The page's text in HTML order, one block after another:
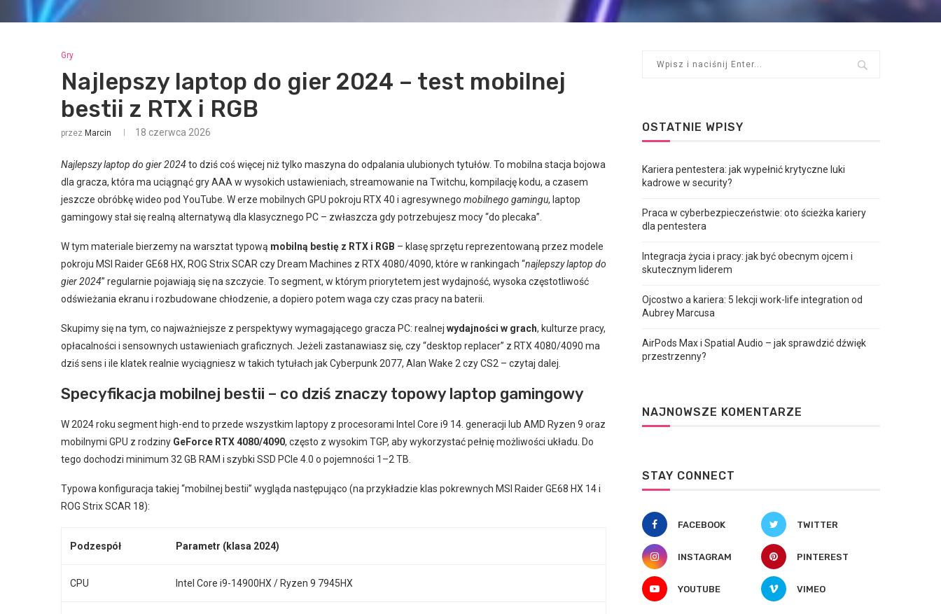
Gry
Najlepszy laptop do gier 2024 – test mobilnej
bestii z RTX i RGB
przez Marcin 18 czerwca 2026
Najlepszy laptop do gier 2024to dziś coś więcej niż tylko maszyna do odpalania ulubionych tytułów. To mobilna stacja bojowa
dla gracza, która ma uciągnąć gry AAA w wysokich ustawieniach, streamowanie na Twitchu, kompilację kodu, a czasem
jeszcze obróbkę wideo pod YouTube. W erze mobilnych GPU pokroju RTX 40 i agresywnego mobilnego gamingu, laptop
gamingowy stał się realną alternatywą dla klasycznego PC – zwłaszcza gdy potrzebujesz mocy “do plecaka”.
W tym materiale bierzemy na warsztat typową mobilną bestię z RTX i RGB – klasę sprzętu reprezentowaną przez modele
pokroju MSI Raider GE68 HX, ROG Strix SCAR czy Dream Machines z RTX 4080/4090, które w rankingach “najlepszy laptop do
gier 2024” regularnie pojawiają się na szczycie. To segment, w którym priorytetem jest wydajność, wysoka częstotliwość
odświeżania ekranu i rozbudowane chłodzenie, a dopiero potem waga czy czas pracy na baterii.
Skupimy się na tym, co najważniejsze z perspektywy wymagającego gracza PC: realnej wydajności w grach, kulturze pracy,
opłacalności i sensownych ustawieniach graficznych. Jeżeli zastanawiasz się, czy “desktop replacer” z RTX 4080/4090 ma
dziś sens i ile klatek realnie wyciągniesz w takich tytułach jak Cyberpunk 2077, Alan Wake 2 czy CS2 – czytaj dalej.
Specyfikacja mobilnej bestii – co dziś znaczy topowy laptop gamingowy
W 2024 roku segment high-end to przede wszystkim laptopy z procesorami Intel Core i9 14. generacji lub AMD Ryzen 9 oraz
mobilnymi GPU z rodziny GeForce RTX 4080/4090, często z wysokim TGP, aby wykorzystać pełnię możliwości układu. Do
tego dochodzi minimum 32 GB RAM i szybki SSD PCIe 4.0 o pojemności 1–2 TB.
Typowa konfiguracja takiej “mobilnej bestii” wygląda następująco (na przykładzie klas pokrewnych MSI Raider GE68 HX 14 i
ROG Strix SCAR 18):
Podzespół Parametr (klasa 2024)
CPU Intel Core i9-14900HX / Ryzen 9 7945HX
OSTATNIE WPISY
Kariera pentestera: jak wypełnić krytyczne luki
kadrowe w security?
Praca w cyberbezpieczeństwie: oto ścieżka kariery
dla pentestera
Integracja życia i pracy: jak być obecnym ojcem i
skutecznym liderem
Ojcostwo a kariera: 5 lekcji work-life integration od
Aubrey Marcusa
AirPods Max i Spatial Audio – jak sprawdzić dźwięk
przestrzenny?
NAJNOWSZE KOMENTARZE
STAY CONNECT
FACEBOOK TWITTER
INSTAGRAM PINTEREST
YOUTUBE VIMEO